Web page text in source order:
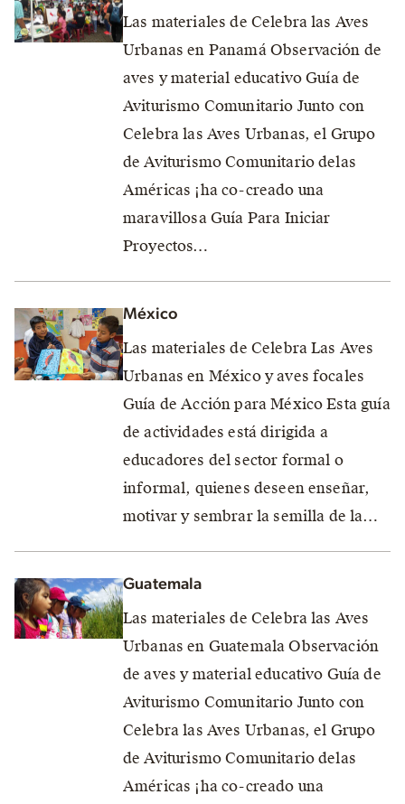
Las materiales de Celebra las Aves
Urbanas en Panamá Observación de
aves y material educativo Guía de
Aviturismo Comunitario Junto con
Celebra las Aves Urbanas, el Grupo
de Aviturismo Comunitario delas
Américas ¡ha co-creado una
maravillosa Guía Para Iniciar
Proyectos…
México
Las materiales de Celebra Las Aves
Urbanas en México y aves focales
Guía de Acción para México Esta guía
de actividades está dirigida a
educadores del sector formal o
informal, quienes deseen enseñar,
motivar y sembrar la semilla de la…
Guatemala
Las materiales de Celebra las Aves
Urbanas en Guatemala Observación
de aves y material educativo Guía de
Aviturismo Comunitario Junto con
Celebra las Aves Urbanas, el Grupo
de Aviturismo Comunitario delas
Américas ¡ha co-creado una